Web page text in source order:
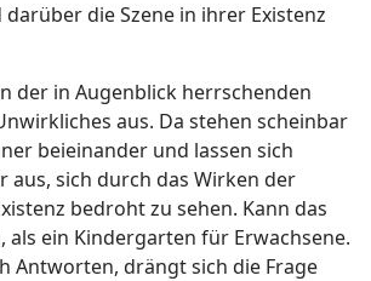
die Szene in ihrer Existenz
der in Augenblick herrschenden
aus. Da stehen scheinbar
beieinander und lassen sich
aus, sich durch das Wirken der
bedroht zu sehen. Kann das
als ein Kindergarten für Erwachsene.
Antworten, drängt sich die Frage